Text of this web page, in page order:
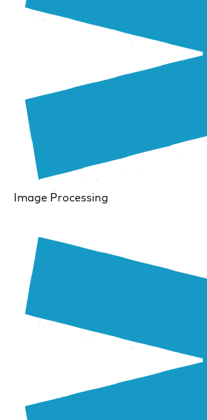
Image Processing